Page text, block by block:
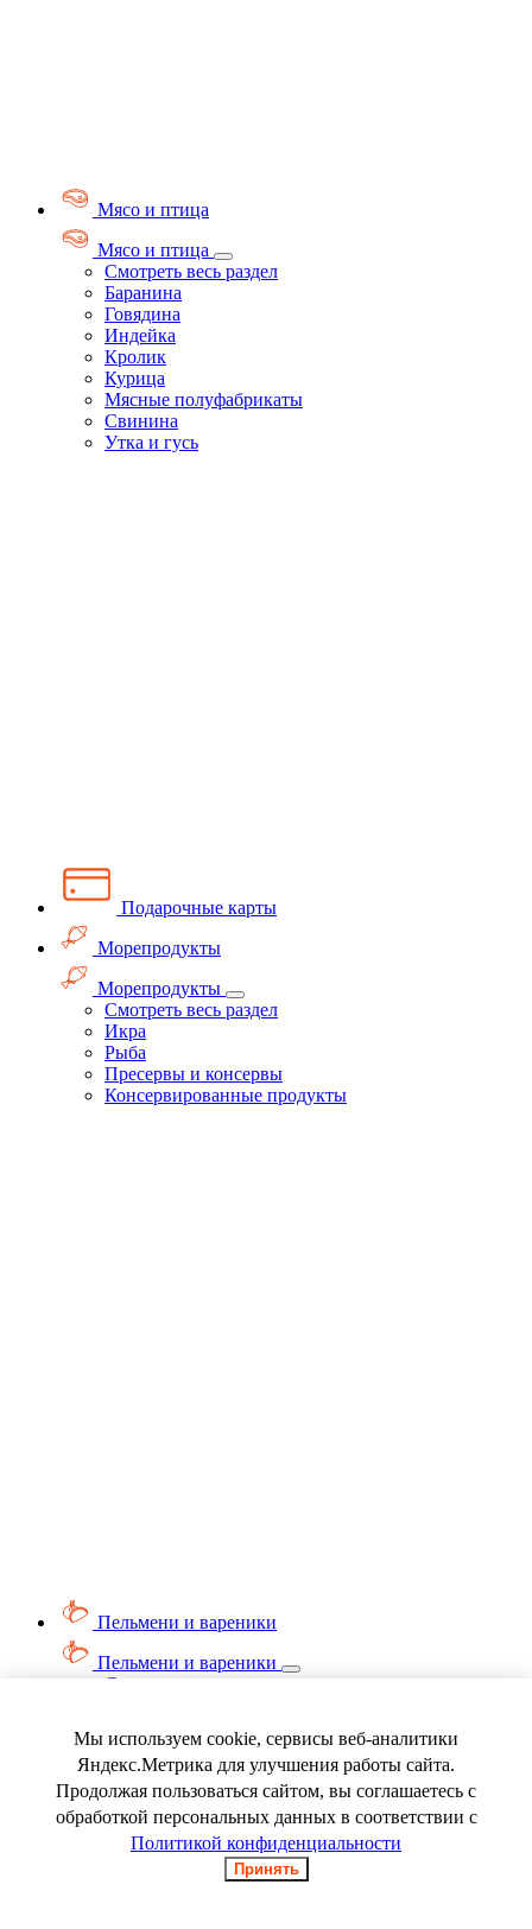
Мясо и птица
Мясо и птица
Смотреть весь раздел
Баранина
Говядина
Индейка
Кролик
Курица
Мясные полуфабрикаты
Свинина
Утка и гусь
Подарочные карты
Морепродукты
Морепродукты
Смотреть весь раздел
Икра
Рыба
Пресервы и консервы
Консервированные продукты
Пельмени и вареники
Пельмени и вареники
Смотреть весь раздел
Ягода замороженная
Мы используем cookie, сервисы веб-аналитики
Яндекс.Метрика для улучшения работы сайта.
Продолжая пользоваться сайтом, вы соглашаетесь с
обработкой персональных данных в соответствии с
Политикой конфиденциальности
Принять